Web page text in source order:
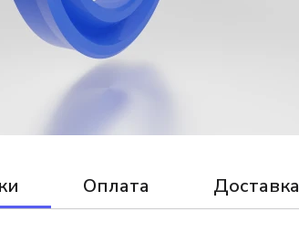
Оплата Доставка